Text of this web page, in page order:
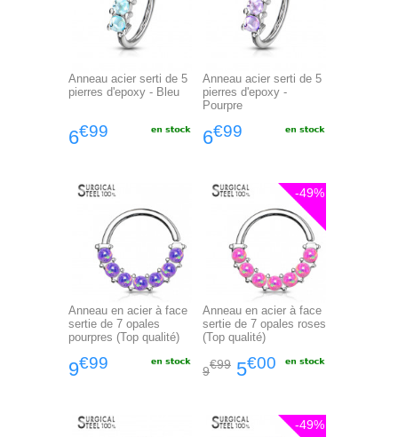
Anneau acier serti de 5
pierres d'epoxy - Bleu
6€99
Anneau acier serti de 5
pierres d'epoxy -
Pourpre
6€99
Anneau en acier à face
sertie de 7 opales
pourpres (Top qualité)
9€99
Anneau en acier à face
sertie de 7 opales roses
(Top qualité)
9
€99 5€00
-49%
-49%